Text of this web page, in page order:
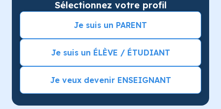
Sélectionnez votre profil
Je suis un PARENT
Je suis un ÉLÈVE / ÉTUDIANT
Je veux devenir ENSEIGNANT